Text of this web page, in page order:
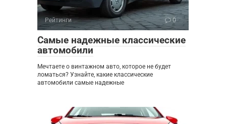
Рейтинги 0
Самые надежные классические
автомобили
Мечтаете о винтажном авто, которое не будет
ломаться? Узнайте, какие классические
автомобили самые надежные